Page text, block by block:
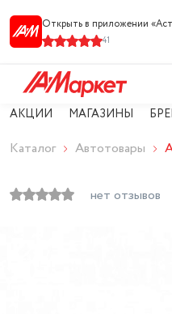
Открыть в приложении
41
АКЦИИ МАГАЗИНЫ
Каталог Автотовары
нет отзывов